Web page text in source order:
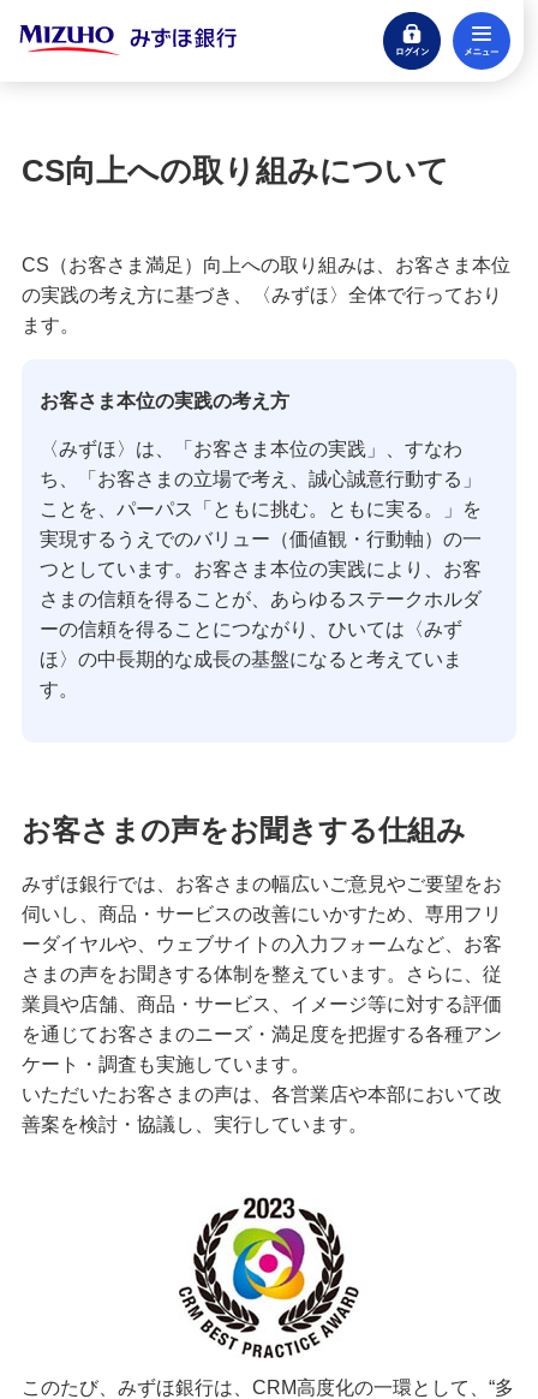
ログイン
閉じる
口座開設
支払う・つかう
住宅ローン・カードローン
貯める・増やす
預金・NISA・資産運用
備える
相続・保険
学ぶ・考える
生涯学習
みずほ銀行について
CS向上への取り組みについて
CS（お客さま満足）向上への取り組みは、お客さま本位
の実践の考え方に基づき、〈みずほ〉全体で行っており
ます。
お客さま本位の実践の考え方
〈みずほ〉は、「お客さま本位の実践」、すなわ
ち、「お客さまの立場で考え、誠心誠意行動する」
ことを、パーパス「ともに挑む。ともに実る。」を
実現するうえでのバリュー（価値観・行動軸）の一
つとしています。お客さま本位の実践により、お客
さまの信頼を得ることが、あらゆるステークホルダ
ーの信頼を得ることにつながり、ひいては〈みず
ほ〉の中長期的な成長の基盤になると考えていま
す。
お客さまの声をお聞きする仕組み
みずほ銀行では、お客さまの幅広いご意見やご要望をお
伺いし、商品・サービスの改善にいかすため、専用フリ
ーダイヤルや、ウェブサイトの入力フォームなど、お客
さまの声をお聞きする体制を整えています。さらに、従
業員や店舗、商品・サービス、イメージ等に対する評価
を通じてお客さまのニーズ・満足度を把握する各種アン
ケート・調査も実施しています。
いただいたお客さまの声は、各営業店や本部において改
善案を検討・協議し、実行しています。
このたび、みずほ銀行は、CRM高度化の一環として、“多